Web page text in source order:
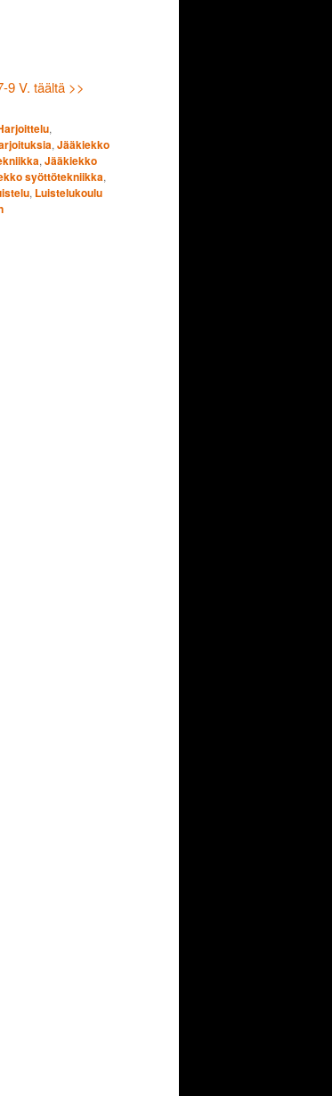
9 V. täältä >>
,
, Jääkiekko
, Jääkiekko
syöttötekniikka,
, Luistelukoulu